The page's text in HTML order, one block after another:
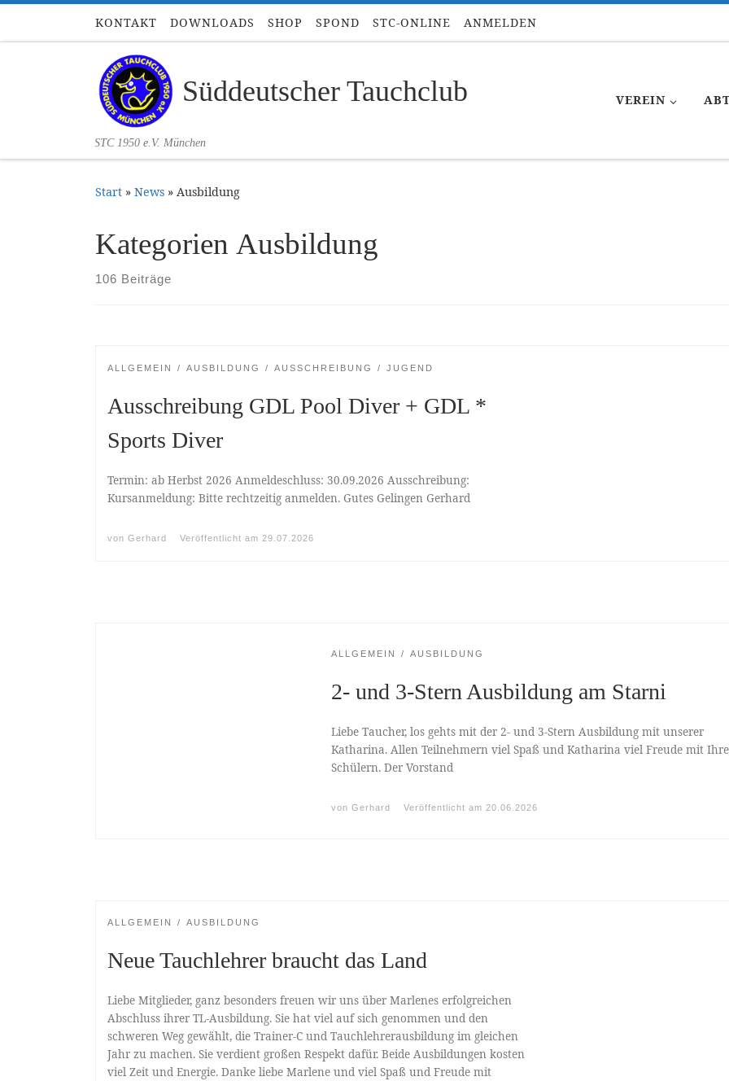
Zum Inhalt springen
KONTAKT DOWNLOADS SHOP SPOND STC-ONLINE ANMELDEN
Süddeutscher Tauchclub
STC 1950 e.V. München
VEREIN
Start » News » Ausbildung
Kategorien Ausbildung
106 Beiträge
ALLGEMEIN AUSBILDUNG AUSSCHREIBUNG JUGEND
Ausschreibung GDL Pool Diver + GDL *
Sports Diver
Termin: ab Herbst 2026 Anmeldeschluss: 30.09.2026 Ausschreibung:
Kursanmeldung: Bitte rechtzeitig anmelden. Gutes Gelingen Gerhard
von Gerhard Veröffentlicht am 29.07.2026
ALLGEMEIN AUSBILDUNG
2- und 3-Stern Ausbildung am Starni
Liebe Taucher, los gehts mit der 2- und 3-Stern Ausbildung mit unserer
Katharina. Allen Teilnehmern viel Spaß und Katharina viel Freude mit
Schülern. Der Vorstand
von Gerhard Veröffentlicht am 20.06.2026
ALLGEMEIN AUSBILDUNG
Neue Tauchlehrer braucht das Land
Liebe Mitglieder, ganz besonders freuen wir uns über Marlenes erfolgreichen
Abschluss ihrer TL-Ausbildung. Sie hat viel auf sich genommen und den
schweren Weg gewählt, die Trainer-C und Tauchlehrerausbildung im gleichen
Jahr zu machen. Sie verdient großen Respekt dafür. Beide Ausbildungen kosten
viel Zeit und Energie. Danke liebe Marlene und viel Spaß und Freude mit